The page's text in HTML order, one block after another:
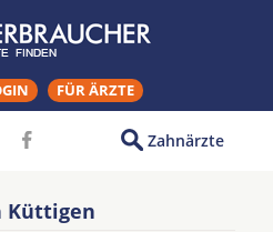
FÜR ÄRZTE
Zahnärzte
Küttigen